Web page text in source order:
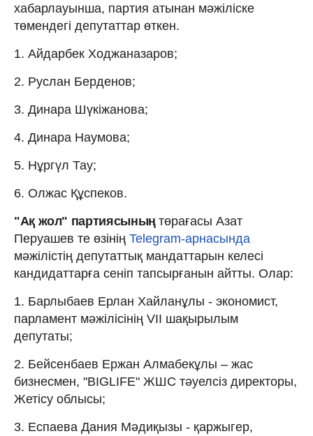
хабарлауынша, партия атынан мәжіліске
төмендегі депутаттар өткен.
1. Айдарбек Ходжаназаров;
2. Руслан Берденов;
3. Динара Шүкіжанова;
4. Динара Наумова;
5. Нұргүл Тау;
6. Олжас Құспеков.
"Ақ жол" партиясыныңтөрағасы Азат
Перуашев те өзінің Telegram-арнасында
мәжілістің депутаттық мандаттарын келесі
кандидаттарға сеніп тапсырғанын айтты. Олар:
1. Барлыбаев Ерлан Хайланұлы - экономист,
парламент мәжілісінің VII шақырылым
депутаты;
2. Бейсенбаев Ержан Алмабекұлы – жас
бизнесмен, "BIGLIFE" ЖШС тәуелсіз директоры,
Жетісу облысы;
3. Еспаева Дания Мәдиқызы - қаржыгер,